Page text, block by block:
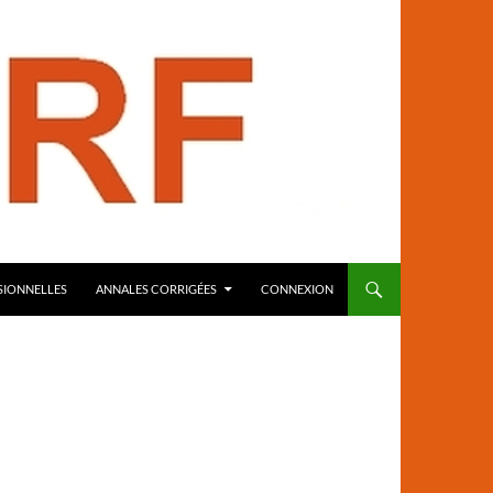
ANNALES CORRIGÉES CONNEXION